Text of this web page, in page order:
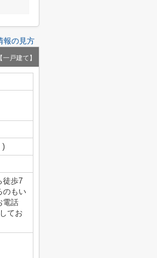
報の見方
【一戸建て】
)
徒歩7
のもい
電話
てお